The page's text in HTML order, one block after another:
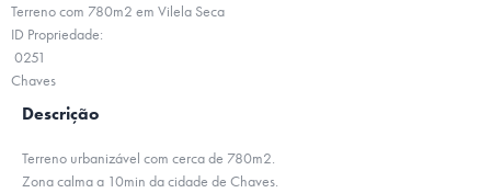
Terreno com 780m2 em Vilela Seca
ID Propriedade:
0251
Chaves
Descrição
Terreno urbanizável com cerca de 780m2.
Zona calma a 10min da cidade de Chaves.